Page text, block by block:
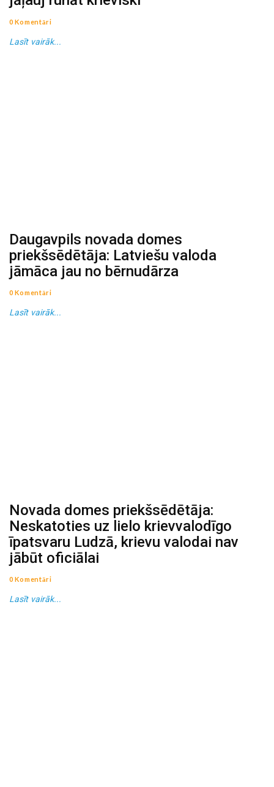
0 Komentāri
Lasīt vairāk...
Daugavpils novada domes
priekšsēdētāja: Latviešu valoda
jāmāca jau no bērnudārza
0 Komentāri
Lasīt vairāk...
Novada domes priekšsēdētāja:
Neskatoties uz lielo krievvalodīgo
īpatsvaru Ludzā, krievu valodai nav
jābūt oficiālai
0 Komentāri
Lasīt vairāk...